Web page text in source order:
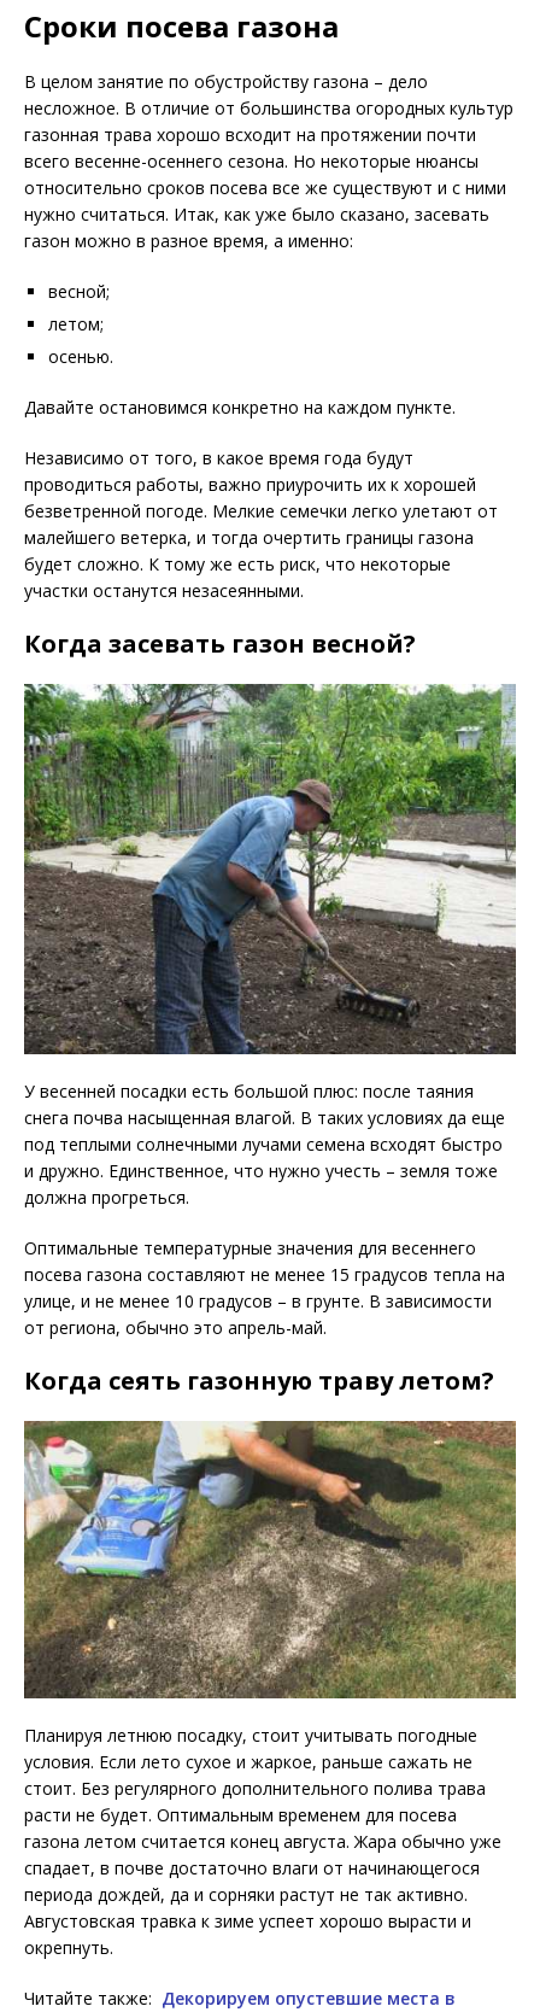
Сроки посева газона
В целом занятие по обустройству газона – дело
несложное. В отличие от большинства огородных культур
газонная трава хорошо всходит на протяжении почти
всего весенне-осеннего сезона. Но некоторые нюансы
относительно сроков посева все же существуют и с ними
нужно считаться. Итак, как уже было сказано, засевать
газон можно в разное время, а именно:
весной;
летом;
осенью.
Давайте остановимся конкретно на каждом пункте.
Независимо от того, в какое время года будут
проводиться работы, важно приурочить их к хорошей
безветренной погоде. Мелкие семечки легко улетают от
малейшего ветерка, и тогда очертить границы газона
будет сложно. К тому же есть риск, что некоторые
участки останутся незасеянными.
Когда засевать газон весной?
У весенней посадки есть большой плюс: после таяния
снега почва насыщенная влагой. В таких условиях да еще
под теплыми солнечными лучами семена всходят быстро
и дружно. Единственное, что нужно учесть – земля тоже
должна прогреться.
Оптимальные температурные значения для весеннего
посева газона составляют не менее 15 градусов тепла на
улице, и не менее 10 градусов – в грунте. В зависимости
от региона, обычно это апрель-май.
Когда сеять газонную траву летом?
Планируя летнюю посадку, стоит учитывать погодные
условия. Если лето сухое и жаркое, раньше сажать не
стоит. Без регулярного дополнительного полива трава
расти не будет. Оптимальным временем для посева
газона летом считается конец августа. Жара обычно уже
спадает, в почве достаточно влаги от начинающегося
периода дождей, да и сорняки растут не так активно.
Августовская травка к зиме успеет хорошо вырасти и
окрепнуть.
Читайте также: Декорируем опустевшие места в